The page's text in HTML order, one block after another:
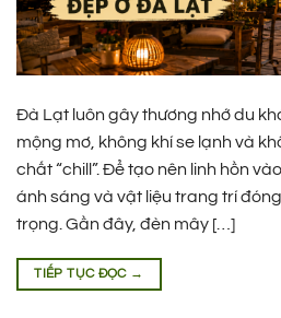
Đà Lạt luôn gây thương nhớ du
mộng mơ, không khí se lạnh và
chất “chill”. Để tạo nên linh hồn
ánh sáng và vật liệu trang trí
trọng. Gần đây, đèn mây […]
TIẾP TỤC ĐỌC →